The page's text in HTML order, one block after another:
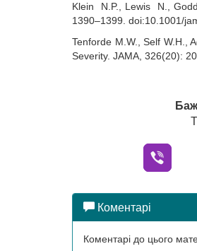
Klein N.P., Lewis N.,
1390–1399. doi:10.1001/
Tenforde M.W., Self W.H.,
Severity. JAMA, 326(20):
Коментарі
Коментарі до цього